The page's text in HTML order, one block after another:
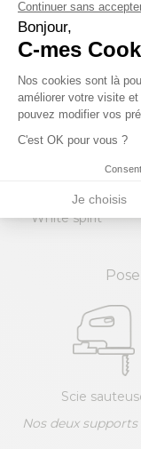
Vinaigre
blanc
javel
White spirit
Scie
Nos deux